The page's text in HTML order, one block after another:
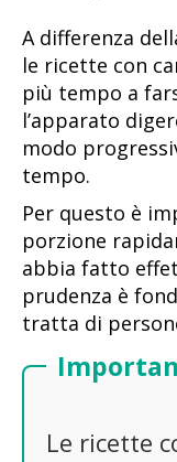
A differenza
le ricette con
più tempo a
l’apparato
modo
tempo.
Per questo è
porzione
abbia fatto
prudenza è
tratta di
Le ricette